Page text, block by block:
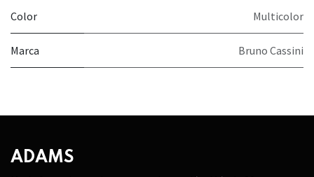
Color Multicolor
Marca Bruno Cassini
ADAMS